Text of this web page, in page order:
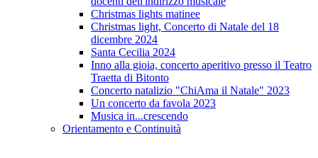
Christmas lights matinee
Christmas light, Concerto di Natale del 18
dicembre 2024
Santa Cecilia 2024
Inno alla gioia, concerto aperitivo presso il Teatro
Traetta di Bitonto
Concerto natalizio "ChiAma il Natale" 2023
Un concerto da favola 2023
Musica in...crescendo
Orientamento e Continuità